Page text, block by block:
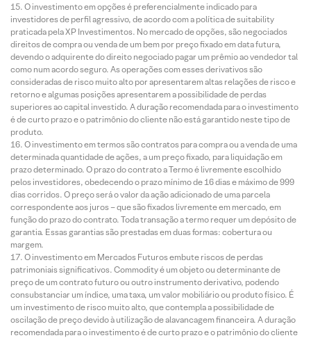
O investimento em opções é preferencialmente indicado para
investidores de perfil agressivo, de acordo com a política de suitability
praticada pela XP Investimentos. No mercado de opções, são negociados
direitos de compra ou venda de um bem por preço fixado em data futura,
devendo o adquirente do direito negociado pagar um prêmio ao vendedor tal
como num acordo seguro. As operações com esses derivativos são
consideradas de risco muito alto por apresentarem altas relações de risco e
retorno e algumas posições apresentarem a possibilidade de perdas
superiores ao capital investido. A duração recomendada para o investimento
é de curto prazo e o patrimônio do cliente não está garantido neste tipo de
produto.
O investimento em termos são contratos para compra ou a venda de uma
determinada quantidade de ações, a um preço fixado, para liquidação em
prazo determinado. O prazo do contrato a Termo é livremente escolhido
pelos investidores, obedecendo o prazo mínimo de 16 dias e máximo de 999
dias corridos. O preço será o valor da ação adicionado de uma parcela
correspondente aos juros – que são fixados livremente em mercado, em
função do prazo do contrato. Toda transação a termo requer um depósito de
garantia. Essas garantias são prestadas em duas formas: cobertura ou
margem.
O investimento em Mercados Futuros embute riscos de perdas
patrimoniais significativos. Commodity é um objeto ou determinante de
preço de um contrato futuro ou outro instrumento derivativo, podendo
consubstanciar um índice, uma taxa, um valor mobiliário ou produto físico. É
um investimento de risco muito alto, que contempla a possibilidade de
oscilação de preço devido à utilização de alavancagem financeira. A duração
recomendada para o investimento é de curto prazo e o patrimônio do cliente